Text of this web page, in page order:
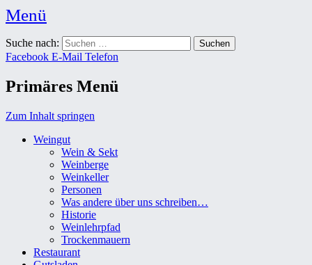
Menü
Weingut Karl Friedrich Aust
Das Weingut im Herzen der Radebeuler Oberlößnitz
Suche nach:
Facebook E-Mail Telefon
Primäres Menü
Zum Inhalt springen
Weingut
Wein & Sekt
Weinberge
Weinkeller
Personen
Was andere über uns schreiben…
Historie
Weinlehrpfad
Trockenmauern
Restaurant